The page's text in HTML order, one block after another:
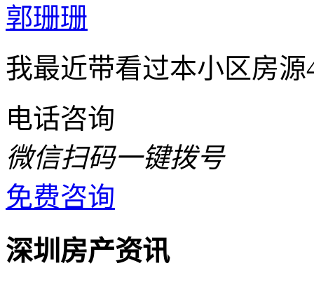
郭珊珊
我最近带看过本小区房
电话咨询
微信扫码一键拨号
免费咨询
深圳房产资讯